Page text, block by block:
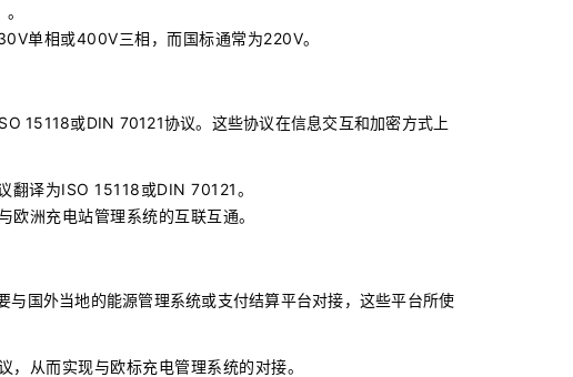
单相或400V三相，而国标通常为220V。
15118或DIN 70121协议。这些协议在信息交互和加密方式上
译为ISO 15118或DIN 70121。
洲充电站管理系统的互联互通。
国外当地的能源管理系统或支付结算平台对接，这些平台所使
从而实现与欧标充电管理系统的对接。